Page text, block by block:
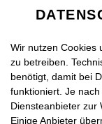
Wir nutzen Cookies
zu betreiben.
benötigt, damit bei
funktioniert. Je
Diensteanbieter zur
Einige Anbieter